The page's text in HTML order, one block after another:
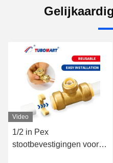
Video
1/2 in Pex
stootbevestigingen voor